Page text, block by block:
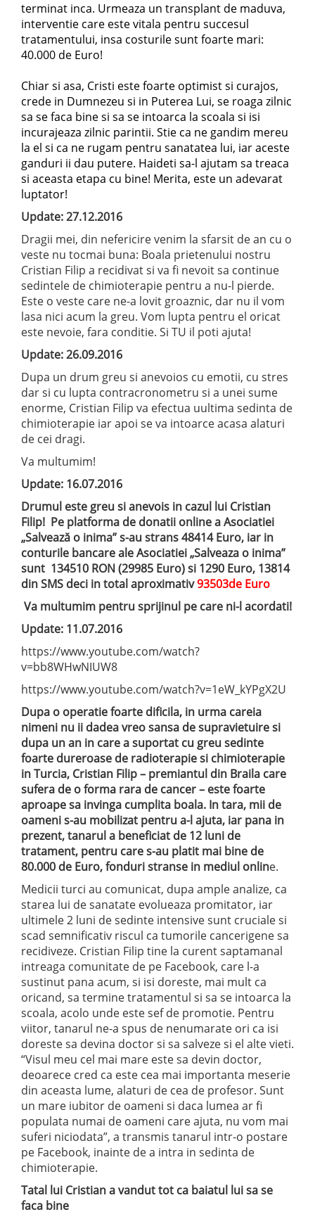
terminat inca. Urmeaza un transplant de maduva,
interventie care este vitala pentru succesul
tratamentului, insa costurile sunt foarte mari:
40.000 de Euro!
Chiar si asa, Cristi este foarte optimist si curajos,
crede in Dumnezeu si in Puterea Lui, se roaga zilnic
sa se faca bine si sa se intoarca la scoala si isi
incurajeaza zilnic parintii. Stie ca ne gandim mereu
la el si ca ne rugam pentru sanatatea lui, iar aceste
ganduri ii dau putere. Haideti sa-l ajutam sa treaca
si aceasta etapa cu bine! Merita, este un adevarat
luptator!
Update: 27.12.2016
Dragii mei, din nefericire venim la sfarsit de an cu o
veste nu tocmai buna: Boala prietenului nostru
Cristian Filip a recidivat si va fi nevoit sa continue
sedintele de chimioterapie pentru a nu-l pierde.
Este o veste care ne-a lovit groaznic, dar nu il vom
lasa nici acum la greu. Vom lupta pentru el oricat
este nevoie, fara conditie. Si TU il poti ajuta!
Update: 26.09.2016
Dupa un drum greu si anevoios cu emotii, cu stres
dar si cu lupta contracronometru si a unei sume
enorme, Cristian Filip va efectua uultima sedinta de
chimioterapie iar apoi se va intoarce acasa alaturi
de cei dragi.
Va multumim!
Update: 16.07.2016
Drumul este greu si anevois in cazul lui Cristian
Filip! Pe platforma de donatii online a Asociatiei
„Salvează o inima” s-au strans 48414 Euro, iar in
conturile bancare ale Asociatiei „Salveaza o inima”
sunt 134510 RON (29985 Euro) si 1290 Euro, 13814
din SMS deci in total aproximativ93503de Euro
Va multumim pentru sprijinul pe care ni-l acordati!
Update: 11.07.2016
https://www.youtube.com/watch?
v=bb8WHwNIUW8
https://www.youtube.com/watch?v=1eW_kYPgX2U
Dupa o operatie foarte dificila, in urma careia
nimeni nu ii dadea vreo sansa de supravietuire si
dupa un an in care a suportat cu greu sedinte
foarte dureroase de radioterapie si chimioterapie
in Turcia, Cristian Filip – premiantul din Braila care
sufera de o forma rara de cancer – este foarte
aproape sa invinga cumplita boala. In tara, mii de
oameni s-au mobilizat pentru a-l ajuta, iar pana in
prezent, tanarul a beneficiat de 12 luni de
tratament, pentru care s-au platit mai bine de
80.000 de Euro, fonduri stranse in mediul online.
Medicii turci au comunicat, dupa ample analize, ca
starea lui de sanatate evolueaza promitator, iar
ultimele 2 luni de sedinte intensive sunt cruciale si
scad semnificativ riscul ca tumorile cancerigene sa
recidiveze. Cristian Filip tine la curent saptamanal
intreaga comunitate de pe Facebook, care l-a
sustinut pana acum, si isi doreste, mai mult ca
oricand, sa termine tratamentul si sa se intoarca la
scoala, acolo unde este sef de promotie. Pentru
viitor, tanarul ne-a spus de nenumarate ori ca isi
doreste sa devina doctor si sa salveze si el alte vieti.
“Visul meu cel mai mare este sa devin doctor,
deoarece cred ca este cea mai importanta meserie
din aceasta lume, alaturi de cea de profesor. Sunt
un mare iubitor de oameni si daca lumea ar fi
populata numai de oameni care ajuta, nu vom mai
suferi niciodata”, a transmis tanarul intr-o postare
pe Facebook, inainte de a intra in sedinta de
chimioterapie.
Tatal lui Cristian a vandut tot ca baiatul lui sa se
faca bine